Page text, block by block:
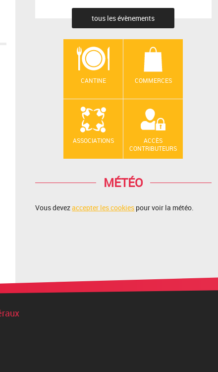
tous les évènements
CANTINE COMMERCES
ASSOCIATIONS
ACCÈS
CONTRIBUTEURS
MÉTÉO
Vous devezaccepter les cookies pour voir la météo.